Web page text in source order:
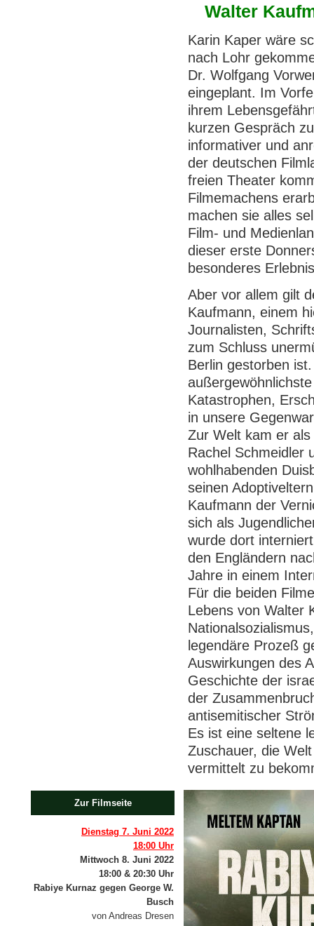
Walter
Karin Kaper wäre
nach Lohr
Dr. Wolfgang
eingeplant. Im
ihrem
kurzen Gespräch
informativer und
der deutschen
freien Theater
Filmemachens
machen sie alles
Film- und
dieser erste
besonderes
Aber vor allem gilt
Kaufmann, einem
Journalisten,
zum Schluss
Berlin gestorben
Katastrophen,
in unsere
Zur Welt kam er
Rachel Schmeidler
wohlhabenden
seinen
Kaufmann der
sich als
wurde dort
den Engländern
Jahre in einem
Für die beiden
Lebens von Walter
legendäre Prozeß
Auswirkungen des
Geschichte der
der
antisemitischer
Es ist eine seltene
Zuschauer, die
vermittelt zu
Zur Filmseite
Dienstag 7. Juni 2022
18:00 Uhr
Mittwoch 8. Juni 2022
18:00 & 20:30 Uhr
Rabiye Kurnaz gegen George W.
Busch
von Andreas Dresen